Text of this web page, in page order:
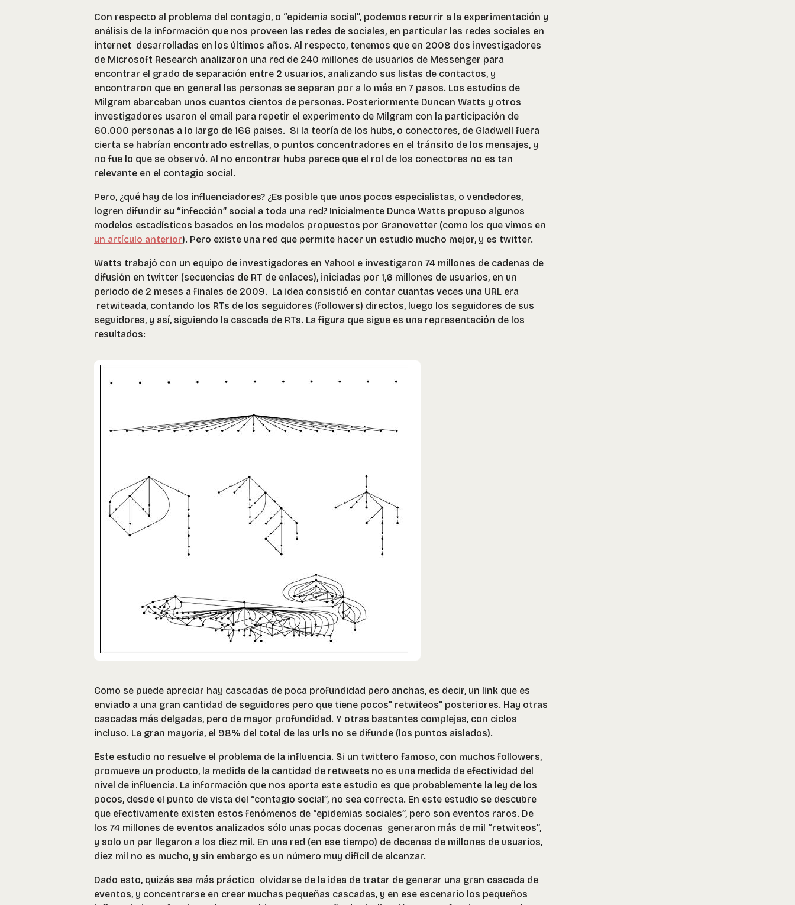
Con respecto al problema del contagio, o “epidemia social”, podemos recurrir a la experimentación y
análisis de la información que nos proveen las redes de sociales, en particular las redes sociales en
internet desarrolladas en los últimos años. Al respecto, tenemos que en 2008 dos investigadores
de Microsoft Research analizaron una red de 240 millones de usuarios de Messenger para
encontrar el grado de separación entre 2 usuarios, analizando sus listas de contactos, y
encontraron que en general las personas se separan por a lo más en 7 pasos. Los estudios de
Milgram abarcaban unos cuantos cientos de personas. Posteriormente Duncan Watts y otros
investigadores usaron el email para repetir el experimento de Milgram con la participación de
60.000 personas a lo largo de 166 paises. Si la teoría de los hubs, o conectores, de Gladwell fuera
cierta se habrían encontrado estrellas, o puntos concentradores en el tránsito de los mensajes, y
no fue lo que se observó. Al no encontrar hubs parece que el rol de los conectores no es tan
relevante en el contagio social.
Pero, ¿qué hay de los influenciadores? ¿Es posible que unos pocos especialistas, o vendedores,
logren difundir su “infección” social a toda una red? Inicialmente Dunca Watts propuso algunos
modelos estadísticos basados en los modelos propuestos por Granovetter (como los que vimos en
un artículo anterior). Pero existe una red que permite hacer un estudio mucho mejor, y es twitter.
Watts trabajó con un equipo de investigadores en Yahoo! e investigaron 74 millones de cadenas de
difusión en twitter (secuencias de RT de enlaces), iniciadas por 1,6 millones de usuarios, en un
periodo de 2 meses a finales de 2009. La idea consistió en contar cuantas veces una URL era
retwiteada, contando los RTs de los seguidores (followers) directos, luego los seguidores de sus
seguidores, y así, siguiendo la cascada de RTs. La figura que sigue es una representación de los
resultados:
Como se puede apreciar hay cascadas de poca profundidad pero anchas, es decir, un link que es
enviado a una gran cantidad de seguidores pero que tiene pocos" retwiteos" posteriores. Hay otras
cascadas más delgadas, pero de mayor profundidad. Y otras bastantes complejas, con ciclos
incluso. La gran mayoría, el 98% del total de las urls no se difunde (los puntos aislados).
Este estudio no resuelve el problema de la influencia. Si un twittero famoso, con muchos followers,
promueve un producto, la medida de la cantidad de retweets no es una medida de efectividad del
nivel de influencia. La información que nos aporta este estudio es que probablemente la ley de los
pocos, desde el punto de vista del “contagio social”, no sea correcta. En este estudio se descubre
que efectivamente existen estos fenómenos de “epidemias sociales”, pero son eventos raros. De
los 74 millones de eventos analizados sólo unas pocas docenas generaron más de mil “retwiteos”,
y solo un par llegaron a los diez mil. En una red (en ese tiempo) de decenas de millones de usuarios,
diez mil no es mucho, y sin embargo es un número muy difícil de alcanzar.
Dado esto, quizás sea más práctico olvidarse de la idea de tratar de generar una gran cascada de
eventos, y concentrarse en crear muchas pequeñas cascadas, y en ese escenario los pequeños